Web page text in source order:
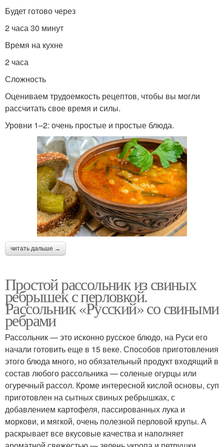
Будет готово через
2 часа 30 минут
Время на кухне
2 часа
Сложность
Оцениваем трудоемкость рецептов, чтобы вы могли
рассчитать свое время и силы.
Уровни 1–2: очень простые и простые блюда.
читать дальше →
Простой рассольник из свиных
ребрышек с перловкой.
Рассольник «Русский» со свиными
ребрами
Рассольник — это исконно русское блюдо, на Руси его
начали готовить еще в 15 веке. Способов приготовления
этого блюда много, но обязательный продукт входящий в
состав любого рассольника — соленые огурцы или
огуречный рассол. Кроме интересной кислой основы, суп
приготовлен на сытных свиных ребрышках, с
добавлением картофеля, пассированных лука и
моркови, и мягкой, очень полезной перловой крупы. А
раскрывает все вкусовые качества и наполняет